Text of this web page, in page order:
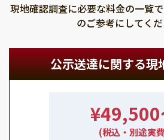
現地確認調査に必要な料金の一覧
のご参考にしてくだ
公示送達に関する現
¥49,500
(税込・別途実